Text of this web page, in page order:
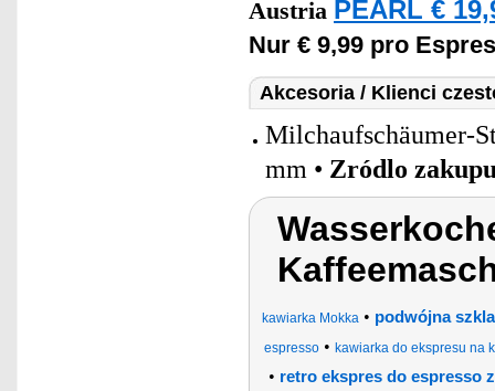
Austria PEARL €
Nur € 9,99 pro
Akcesoria / Klienci
Milchaufschäumer-
mm • Zródlo
kawiarka Mokka • podwójna
espresso• kawiarka do ekspresu na
• retro ekspres do espresso